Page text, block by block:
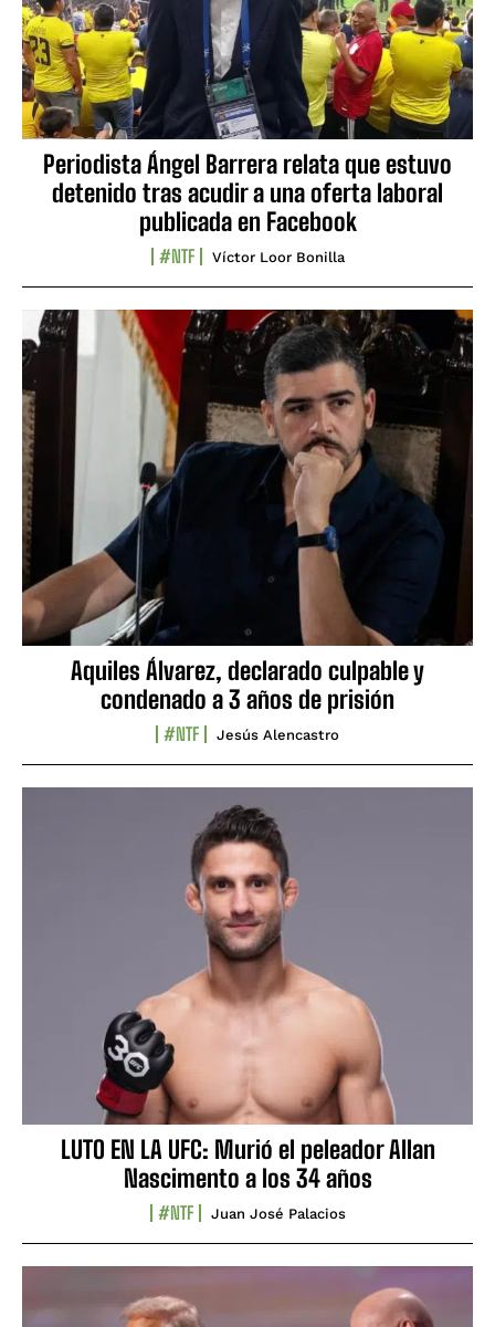
Periodista Ángel Barrera relata que estuvo
detenido tras acudir a una oferta laboral
publicada en Facebook
#NTF Víctor Loor Bonilla
Aquiles Álvarez, declarado culpable y
condenado a 3 años de prisión
#NTF Jesús Alencastro
LUTO EN LA UFC: Murió el peleador Allan
Nascimento a los 34 años
#NTF Juan José Palacios